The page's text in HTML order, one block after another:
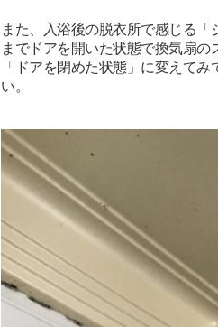
また、入浴後の脱衣所で感じる
までドアを開いた状態で換気扇の
「ドアを閉めた状態」に変えて
い。